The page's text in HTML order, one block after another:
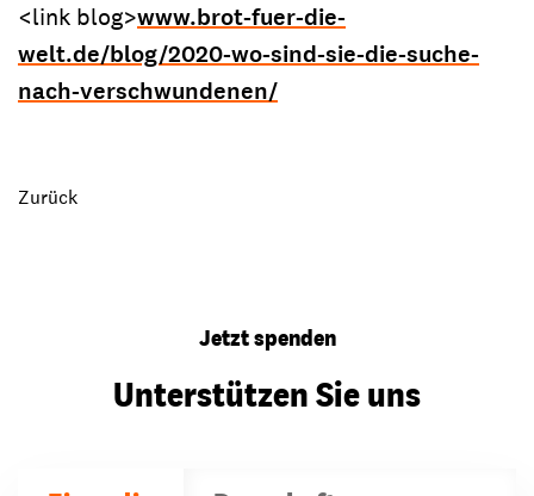
<link blog>www.brot-fuer-die-
welt.de/blog/2020-wo-sind-sie-die-suche-
nach-verschwundenen/
Zurück
Jetzt spenden
Unterstützen Sie uns